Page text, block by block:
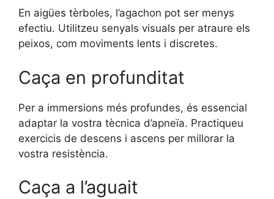
En aigües tèrboles, l’agachon pot ser menys
efectiu. Utilitzeu senyals visuals per atraure els
peixos, com moviments lents i discretes.
Caça en profunditat
Per a immersions més profundes, és essencial
adaptar la vostra tècnica d’apneïa. Practiqueu
exercicis de descens i ascens per millorar la
vostra resistència.
Caça a l’aguait